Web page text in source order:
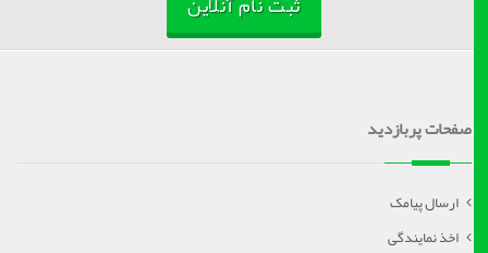
صفحات پربازدید
ارسال پیامک
اخذ نمایندگی